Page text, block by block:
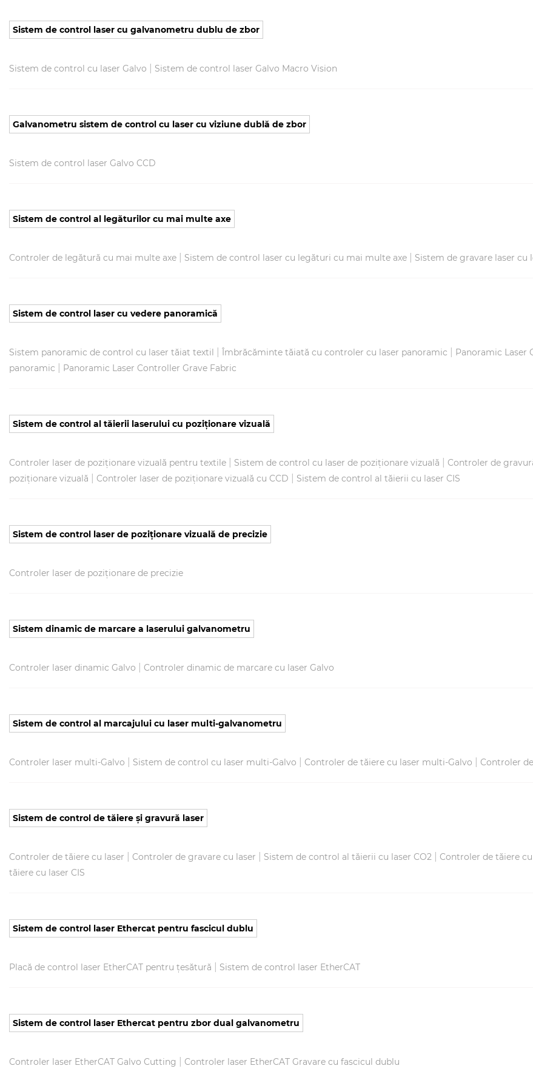
Sistem de control laser cu galvanometru dublu de zbor
Sistem de control cu ​​laser Galvo Sistem de control laser Galvo Macro Vision
Galvanometru sistem de control cu ​​laser cu viziune dublă de zbor
Sistem de control laser Galvo CCD
Sistem de control al legăturilor cu mai multe axe
Controler de legătură cu mai multe axe Sistem de control laser cu legături cu mai multe axe Sistem de gravare laser
Sistem de control laser cu vedere panoramică
Sistem panoramic de control cu ​​laser tăiat textil Îmbrăcăminte tăiată cu controler cu laser panoramic Panoramic Laser
panoramic
Panoramic Laser Controller Grave Fabric
Sistem de control al tăierii laserului cu poziționare vizuală
Controler laser de poziționare vizuală pentru textile Sistem de control cu ​​laser de poziționare vizuală Controler de
poziționare vizuală
Controler laser de poziționare vizuală cu CCD Sistem de control al tăierii cu laser CIS
Sistem de control laser de poziționare vizuală de precizie
Controler laser de poziționare de precizie
Sistem dinamic de marcare a laserului galvanometru
Controler laser dinamic Galvo Controler dinamic de marcare cu laser Galvo
Sistem de control al marcajului cu laser multi-galvanometru
Controler laser multi-Galvo Sistem de control cu ​​laser multi-Galvo Controler de tăiere cu laser multi-Galvo Controler
Sistem de control de tăiere și gravură laser
Controler de tăiere cu laser Controler de gravare cu laser Sistem de control al tăierii cu laser CO2 Controler de tăiere
tăiere cu laser CIS
Sistem de control laser Ethercat pentru fascicul dublu
Placă de control laser EtherCAT pentru țesătură Sistem de control laser EtherCAT
Sistem de control laser Ethercat pentru zbor dual galvanometru
Controler laser EtherCAT Galvo Cutting Controler laser EtherCAT Gravare cu fascicul dublu